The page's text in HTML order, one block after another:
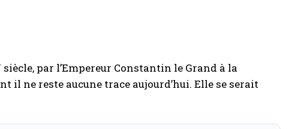
par l’Empereur Constantin le Grand à la
il ne reste aucune trace aujourd’hui. Elle se serait